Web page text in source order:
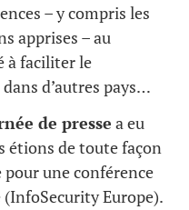
– y compris les
apprises – au
à faciliter le
d’autres pays…
de presse a eu
étions de toute façon
une conférence
Europe).